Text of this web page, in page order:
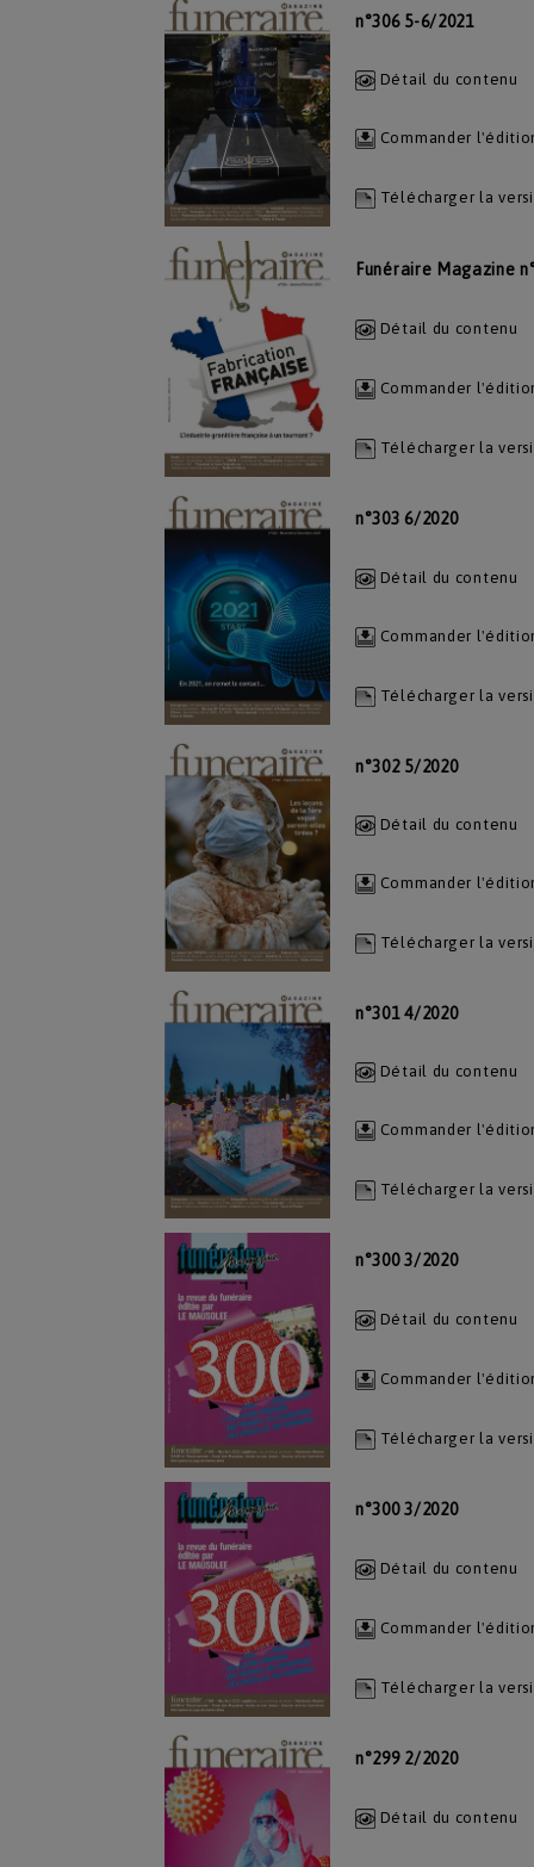
n°306 5-6/2021
Détail du contenu
Commander
Télécharger la
Funéraire Magazine
Détail du contenu
Commander
Télécharger la
n°303 6/2020
Détail du contenu
Commander
Télécharger la
n°302 5/2020
Détail du contenu
Commander
Télécharger la
n°301 4/2020
Détail du contenu
Commander
Télécharger la
n°300 3/2020
Détail du contenu
Commander
Télécharger la
n°300 3/2020
Détail du contenu
Commander
Télécharger la
n°299 2/2020
Détail du contenu